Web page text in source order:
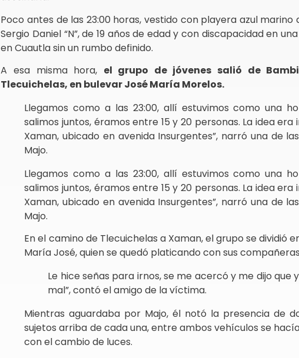
Poco antes de las 23:00 horas, vestido con playera azul
Sergio Daniel “N”, de 19 años de edad y con discapacidad en
en Cuautla sin un rumbo definido.
A esa misma hora, el grupo de jóvenes salió de
Tlecuichelas, en bulevar José María Morelos.
Llegamos como a las 23:00, allí estuvimos como una
salimos juntos, éramos entre 15 y 20 personas. La idea
Xaman, ubicado en avenida Insurgentes”, narró una de
Majo.
Llegamos como a las 23:00, allí estuvimos como una
salimos juntos, éramos entre 15 y 20 personas. La idea
Xaman, ubicado en avenida Insurgentes”, narró una de
Majo.
En el camino de Tlecuichelas a Xaman, el grupo se dividió
María José, quien se quedó platicando con sus
Le hice señas para irnos, se me acercó y me dijo que
mal”, contó el amigo de la víctima.
Mientras aguardaba por Majo, él notó la presencia de
sujetos arriba de cada una, entre ambos vehículos se
con el cambio de luces.